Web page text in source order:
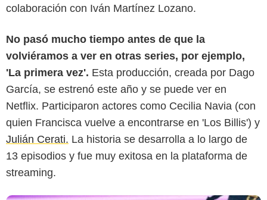
colaboración con Iván Martínez Lozano.
No pasó mucho tiempo antes de que la
volviéramos a ver en otras series, por ejemplo,
'La primera vez'. Esta producción, creada por Dago
García, se estrenó este año y se puede ver en
Netflix. Participaron actores como Cecilia Navia (con
quien Francisca vuelve a encontrarse en 'Los Billis') y
Julián Cerati. La historia se desarrolla a lo largo de
13 episodios y fue muy exitosa en la plataforma de
streaming.